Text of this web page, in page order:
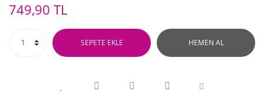
749,90 TL
SEPETE EKLE HEMEN AL